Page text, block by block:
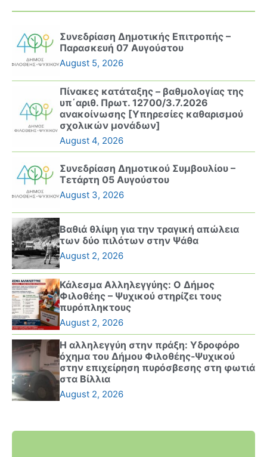
Συνεδρίαση Δημοτικής Επιτροπής –
Παρασκευή 07 Αυγούστου
August 5, 2026
Πίνακες κατάταξης – βαθμολογίας της
υπ΄αριθ. Πρωτ. 12700/3.7.2026
ανακοίνωσης [Υπηρεσίες καθαρισμού
σχολικών μονάδων]
August 4, 2026
Συνεδρίαση Δημοτικού Συμβουλίου –
Τετάρτη 05 Αυγούστου
August 3, 2026
Βαθιά θλίψη για την τραγική απώλεια
των δύο πιλότων στην Ψάθα
August 2, 2026
Κάλεσμα Αλληλεγγύης: Ο Δήμος
Φιλοθέης – Ψυχικού στηρίζει τους
πυρόπληκτους
August 2, 2026
Η αλληλεγγύη στην πράξη: Υδροφόρο
όχημα του Δήμου Φιλοθέης-Ψυχικού
στην επιχείρηση πυρόσβεσης στη φωτιά
στα Βίλλια
August 2, 2026